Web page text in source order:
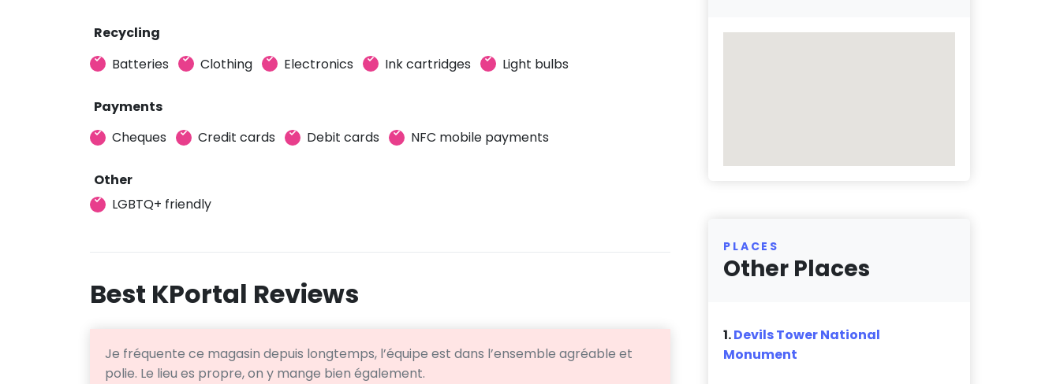
Recycling
Batteries
Clothing Electronics Ink cartridges Light bulbs
Payments
Cheques
Credit cards Debit cards NFC mobile payments
Other
LGBTQ+ friendly
Best KPortal Reviews
Je fréquente ce magasin depuis longtemps, l’équipe est dans l’ensemble agréable et
polie. Le lieu es propre, on y mange bien également.
PLACES
Other Places
1.Devils Tower National
Monument